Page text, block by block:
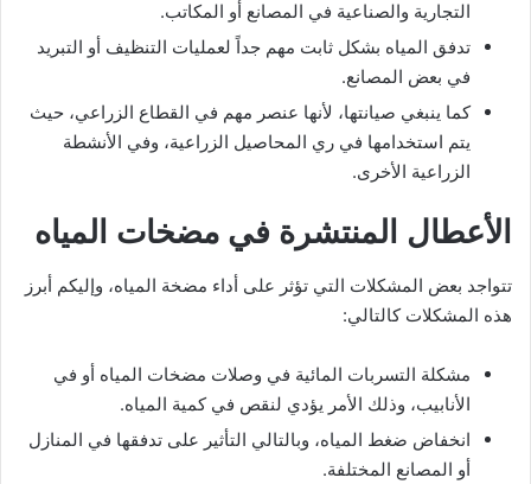
التجارية والصناعية في المصانع أو المكاتب.
تدفق المياه بشكل ثابت مهم جداً لعمليات التنظيف أو التبريد
في بعض المصانع.
كما ينبغي صيانتها، لأنها عنصر مهم في القطاع الزراعي، حيث
يتم استخدامها في ري المحاصيل الزراعية، وفي الأنشطة
الزراعية الأخرى.
الأعطال المنتشرة في مضخات المياه
تتواجد بعض المشكلات التي تؤثر على أداء مضخة المياه، وإليكم أبرز
هذه المشكلات كالتالي:
مشكلة التسربات المائية في وصلات مضخات المياه أو في
الأنابيب، وذلك الأمر يؤدي لنقص في كمية المياه.
انخفاض ضغط المياه، وبالتالي التأثير على تدفقها في المنازل
أو المصانع المختلفة.